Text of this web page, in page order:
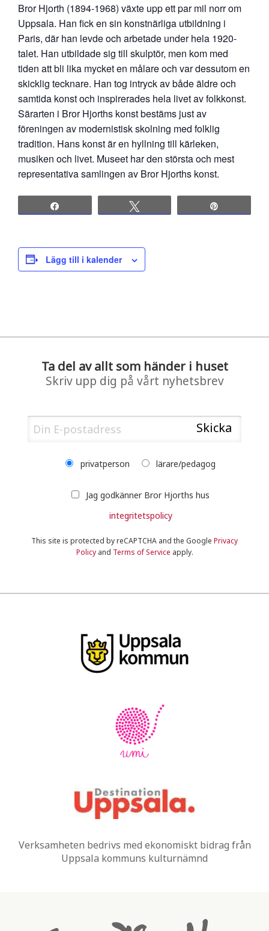
Bror Hjorth (1894-1968) växte upp ett par mil norr om
Uppsala. Han fick en sin konstnärliga utbildning i
Paris, där han levde och arbetade under hela 1920-
talet. Han utbildade sig till skulptör, men kom med
tiden att bli lika mycket en målare och var dessutom en
skicklig tecknare. Han tog intryck av både äldre och
samtida konst och inspirerades hela livet av folkkonst.
Särarten i Bror Hjorths konst bestäms just av
föreningen av modernistisk skolning med folklig
tradition. Hans konst är en hyllning till kärleken,
musiken och livet. Museet har den största och mest
representativa samlingen av Bror Hjorths konst.
Lägg till i kalender
Ta del av allt som händer i huset
Skriv upp dig på vårt nyhetsbrev
privatperson lärare/pedagog
Jag godkänner Bror Hjorths hus
integritetspolicy
This site is protected by reCAPTCHA and the Google Privacy
Policyand Terms of Service apply.
Verksamheten bedrivs med ekonomiskt bidrag från
Uppsala kommuns kulturnämnd